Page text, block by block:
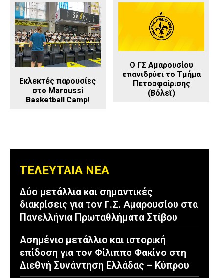
Εκλεκτές παρουσίες
στο Maroussi
Basketball Camp!
Ο ΓΣ Αμαρουσίου
επανιδρύει το Τμήμα
Πετοσφαίρισης
(Βόλεϊ)
ΤΕΛΕΥΤΑΙΑ ΝΕΑ
Δύο μετάλλια και σημαντικές
διακρίσεις για τον Γ.Σ. Αμαρουσίου στα
Πανελλήνια Πρωταθλήματα Στίβου
Ασημένιο μετάλλιο και ιστορική
επίδοση για τον Φίλιππο Φακίνο στη
Διεθνή Συνάντηση Ελλάδας – Κύπρου